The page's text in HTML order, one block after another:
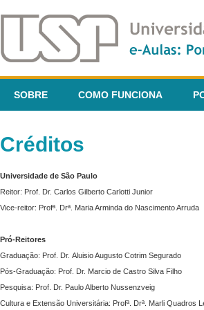
SOBRE COMO FUNCIONA
Créditos
Universidade de São Paulo
Reitor: Prof. Dr. Carlos Gilberto Carlotti Junior
Vice-reitor: Profª. Drª. Maria Arminda do Nascimento Arruda
Pró-Reitores
Graduação: Prof. Dr. Aluisio Augusto Cotrim Segurado
Pós-Graduação: Prof. Dr. Marcio de Castro Silva Filho
Pesquisa: Prof. Dr. Paulo Alberto Nussenzveig
Cultura e Extensão Universitária: Profª. Drª. Marli Quadros